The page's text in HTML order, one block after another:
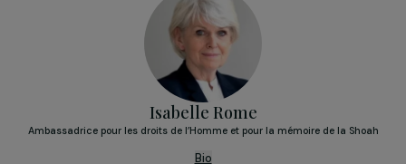
Antoine Laffond
Directeur de la Digital Factory